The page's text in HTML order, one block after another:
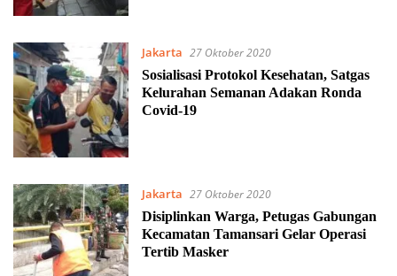
Jakarta 27 Oktober 2020
Sosialisasi Protokol Kesehatan, Satgas
Kelurahan Semanan Adakan Ronda
Covid-19
Jakarta 27 Oktober 2020
Disiplinkan Warga, Petugas Gabungan
Kecamatan Tamansari Gelar Operasi
Tertib Masker